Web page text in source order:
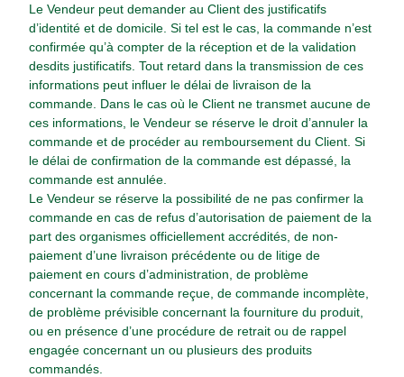
Le Vendeur peut demander au Client des justificatifs
d’identité et de domicile. Si tel est le cas, la commande n’est
confirmée qu’à compter de la réception et de la validation
desdits justificatifs. Tout retard dans la transmission de ces
informations peut influer le délai de livraison de la
commande. Dans le cas où le Client ne transmet aucune de
ces informations, le Vendeur se réserve le droit d’annuler la
commande et de procéder au remboursement du Client. Si
le délai de confirmation de la commande est dépassé, la
commande est annulée.
Le Vendeur se réserve la possibilité de ne pas confirmer la
commande en cas de refus d’autorisation de paiement de la
part des organismes officiellement accrédités, de non-
paiement d’une livraison précédente ou de litige de
paiement en cours d’administration, de problème
concernant la commande reçue, de commande incomplète,
de problème prévisible concernant la fourniture du produit,
ou en présence d’une procédure de retrait ou de rappel
engagée concernant un ou plusieurs des produits
commandés.